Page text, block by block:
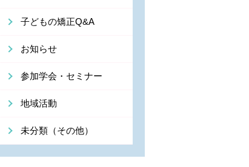
子どもの矯正Q&A
お知らせ
参加学会・セミナー
地域活動
未分類（その他）